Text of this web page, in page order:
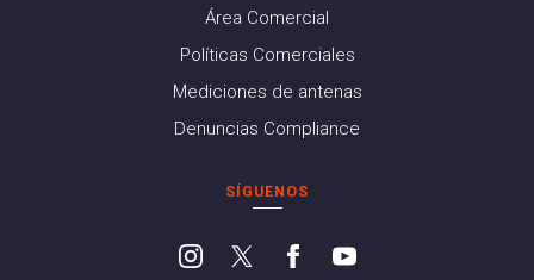
Área Comercial
Políticas Comerciales
Mediciones de antenas
Denuncias Compliance
SÍGUENOS